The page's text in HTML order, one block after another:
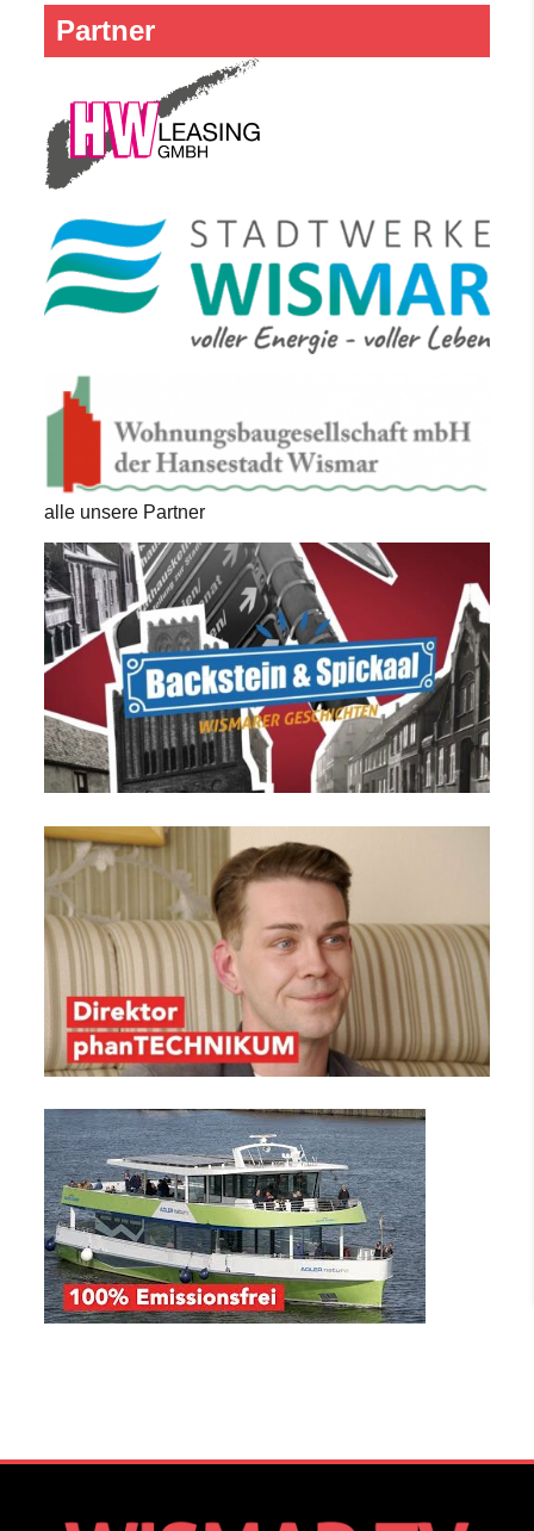
Partner
alle unsere Partner